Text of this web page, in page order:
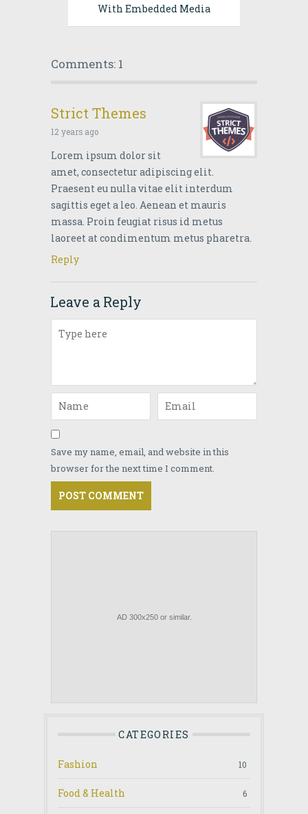
With Embedded Media
Comments: 1
Strict Themes
12 years ago
Lorem ipsum dolor sit
amet, consectetur adipiscing elit.
Praesent eu nulla vitae elit interdum
sagittis eget a leo. Aenean et mauris
massa. Proin feugiat risus id metus
laoreet at condimentum metus pharetra.
Reply
Leave a Reply
Save my name, email, and website in this
browser for the next time I comment.
CATEGORIES
Fashion 10
Food & Health 6